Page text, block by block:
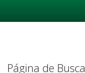
Página de Busca